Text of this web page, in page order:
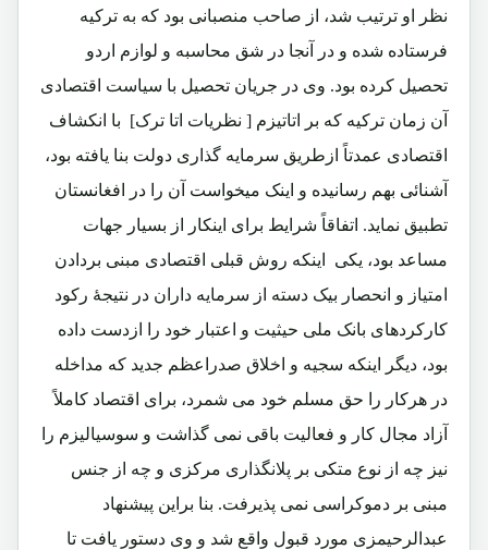
نظر او ترتیب شد، از صاحب منصبانی بود که به ترکیه
فرستاده شده و در آنجا در شق محاسبه و لوازم اردو
تحصیل کرده بود. وی در جریان تحصیل با سیاست اقتصادی
آن زمان ترکیه که بر اتاتیزم [ نظریات اتا ترک] با انکشاف
اقتصادی عمدتاً ازطریق سرمایه گذاری دولت بنا یافته بود،
آشنائی بهم رسانیده و اینک میخواست آن را در افغانستان
تطبیق نماید. اتفاقاً شرایط برای اینکار از بسیار جهات
مساعد بود، یکی اینکه روش قبلی اقتصادی مبنی بردادن
امتیاز و انحصار بیک دسته از سرمایه داران در نتیجۀ رکود
کارکردهای بانک ملی حیثیت و اعتبار خود را ازدست داده
بود، دیگر اینکه سجیه و اخلاق صدراعظم جدید که مداخله
در هرکار را حق مسلم خود می شمرد، برای اقتصاد کاملاً
آزاد مجال کار و فعالیت باقی نمی گذاشت و سوسیالیزم را
نیز چه از نوع متکی بر پلانگذاری مرکزی و چه از جنس
مبنی بر دموکراسی نمی پذیرفت. بنا براین پیشنهاد
عبدالرحیمزی مورد قبول واقع شد و وی دستور یافت تا